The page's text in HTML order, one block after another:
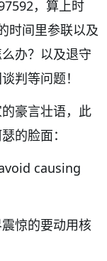
，算上时
时间里参联以及
办？以及退守
判等问题！
豪言壮语，此
的脸面：
causing
惊的要动用核